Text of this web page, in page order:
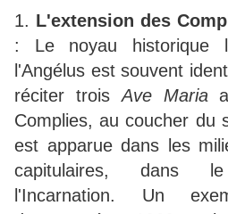
1. L'extension des
: Le noyau historique
l'Angélus est souvent
réciter troisAve Maria
Complies, au coucher du
est apparue dans les
capitulaires, dans
l'Incarnation. Un